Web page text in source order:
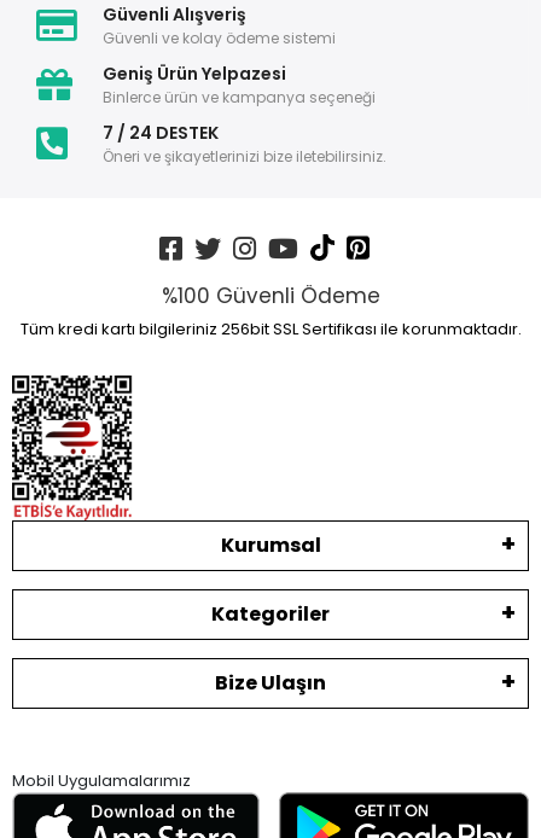
Güvenli Alışveriş
Güvenli ve kolay ödeme sistemi
Geniş Ürün Yelpazesi
Binlerce ürün ve kampanya seçeneği
7 / 24 DESTEK
Öneri ve şikayetlerinizi bize iletebilirsiniz.
%100 Güvenli Ödeme
Tüm kredi kartı bilgileriniz 256bit SSL Sertifikası ile korunmaktadır.
Kurumsal
Kategoriler
Bize Ulaşın
Mobil Uygulamalarımız